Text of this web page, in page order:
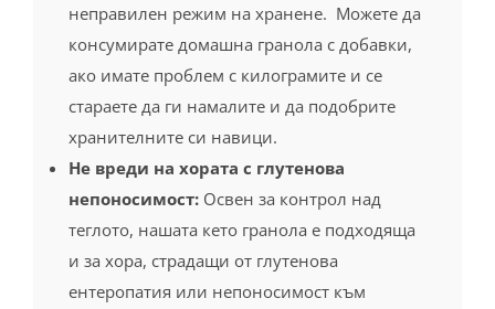
стараете да ги намалите и да подобрите
хранителните си навици.
Не вреди на хората с глутенова
непоносимост:Освен за контрол над
теглото, нашата кето гранола е подходяща
и за хора, страдащи от глутенова
ентеропатия или непоносимост към
глутен. Той се среща в култури като
пшеница, ечемик и ръж и няма добра
смилаемост от тънкото черво. Често